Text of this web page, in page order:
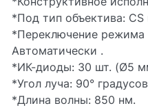
*Под тип объектива: CS
*Переключение режима
Автоматически .
*ИК-диоды: 30 шт. (Ø5
*Угол луча: 90°
*Длина волны: 850 нм.